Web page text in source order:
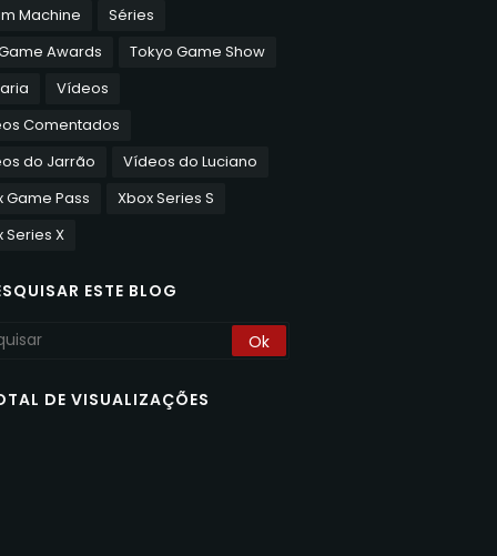
Machine
Séries
Awards
Tokyo Game Show
Vídeos
Comentados
do Jarrão
Vídeos do Luciano
Game Pass
Xbox Series S
Series X
ESTE BLOG
DE VISUALIZAÇÕES